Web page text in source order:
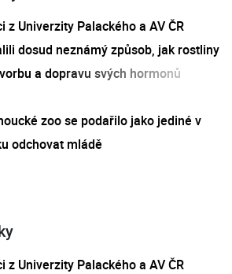
z Univerzity Palackého a AV ČR
dosud neznámý způsob, jak rostliny
a dopravu svých hormonů
zoo se podařilo jako jediné v
odchovat mládě
z Univerzity Palackého a AV ČR